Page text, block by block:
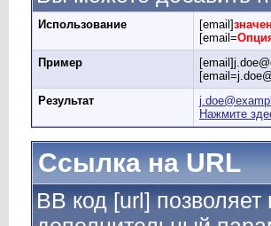
Использование [email]
[email=
Пример
Результат
Нажмите
Ссылка на URL
BB код [url]